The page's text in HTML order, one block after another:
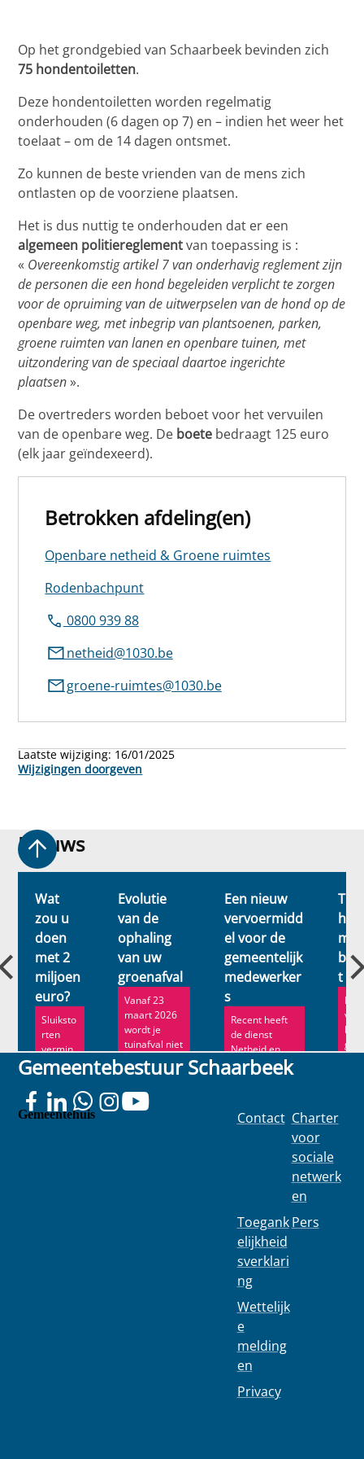
Op het grondgebied van Schaarbeek bevinden zich
75 hondentoiletten.
Deze hondentoiletten worden regelmatig
onderhouden (6 dagen op 7) en – indien het weer het
toelaat – om de 14 dagen ontsmet.
Zo kunnen de beste vrienden van de mens zich
ontlasten op de voorziene plaatsen.
Het is dus nuttig te onderhouden dat er een
algemeen politiereglementvan toepassing is :
« Overeenkomstig artikel 7 van onderhavig reglement zijn
de personen die een hond begeleiden verplicht te zorgen
voor de opruiming van de uitwerpselen van de hond op de
openbare weg, met inbegrip van plantsoenen, parken,
groene ruimten van lanen en openbare tuinen, met
uitzondering van de speciaal daartoe ingerichte
plaatsen».
De overtreders worden beboet voor het vervuilen
van de openbare weg. De boete bedraagt 125 euro
(elk jaar geïndexeerd).
Betrokken afdeling(en)
Openbare netheid & Groene ruimtes
Rodenbachpunt
0800 939 88
netheid@1030.be
groene-ruimtes@1030.be
Laatste wijziging: 16/01/2025
Wijzigingen doorgeven
Nieuws
Nieuws
Wat
zou u
doen
met 2
miljoen
euro?
Sluiksto
rten
vermin
deren is
goed
voor de
gemee
ntekas
Evolutie
van de
ophaling
van uw
groenafval
Vanaf 23
maart 2026
wordt je
tuinafval niet
langer elke
week
Een nieuw
vervoermidd
el voor de
gemeentelijk
medewerker
s
Recent heeft
de dienst
Netheid en
Groene
Ruimtes van
t
Het
van
Gemeentebestuur Schaarbeek
Gemeentehuis Contact
Toegank
elijkheid
sverklari
ng
Wettelijk
e
melding
en
Privacy
Charter
voor
sociale
netwerk
en
Pers